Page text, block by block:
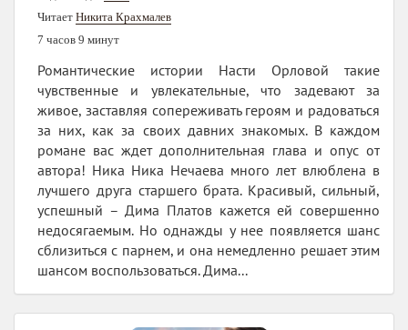
Читает Никита Крахмалев
7 часов 9 минут
Романтические истории Насти Орловой такие
чувственные и увлекательные, что задевают за
живое, заставляя сопереживать героям и радоваться
за них, как за своих давних знакомых. В каждом
романе вас ждет дополнительная глава и опус от
автора! Ника Ника Нечаева много лет влюблена в
лучшего друга старшего брата. Красивый, сильный,
успешный – Дима Платов кажется ей совершенно
недосягаемым. Но однажды у нее появляется шанс
сблизиться с парнем, и она немедленно решает этим
шансом воспользоваться. Дима...